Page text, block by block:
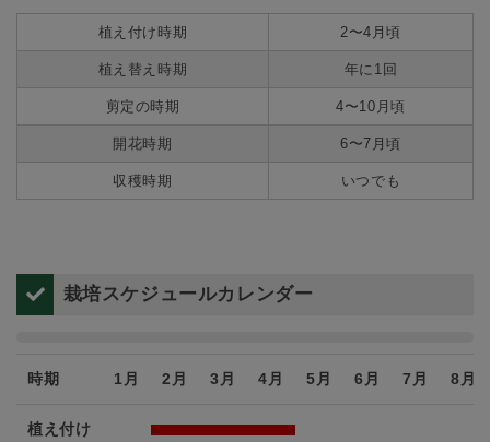
植え付け時期 2〜4月頃
植え替え時期 年に1回
剪定の時期 4〜10月頃
開花時期 6〜7月頃
収穫時期 いつでも
栽培スケジュールカレンダー
時期 1月 2月 3月 4月 5月 6月 7月 8月
植え付け